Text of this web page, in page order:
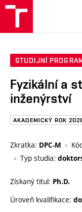
Brno
STUDIJNÍ
Fyzikální a
inženýrství
AKADEMICKÝ ROK
Zkratka: DPC-M
Typ studia:
Získaný titul: Ph.D.
Úroveň kvalifikace: